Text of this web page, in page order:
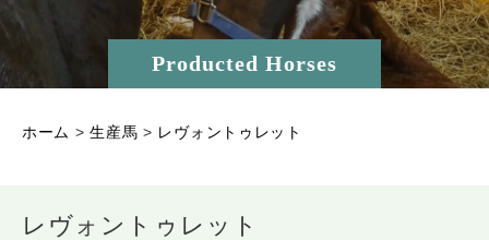
Producted Horses
ホーム >生産馬 > レヴォントゥレット
レヴォントゥレット